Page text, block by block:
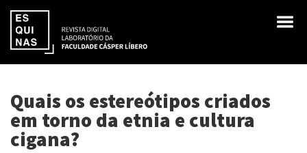
Quais os estereótipos criados
em torno da etnia e cultura
cigana?